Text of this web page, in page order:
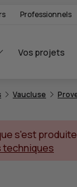
Professionnels
Vos projets
Vaucluse
s'est
techniques